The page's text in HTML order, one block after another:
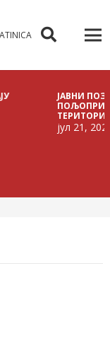
ЈАВНИ ПОЗИВ
ТЕРИТОРИЈИ
јул 21, 2026